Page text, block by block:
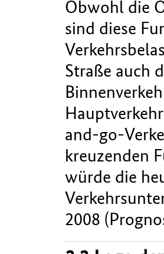
Obwohl die
sind diese
Straße auch
and-go-
kreuzenden
würde die
2008